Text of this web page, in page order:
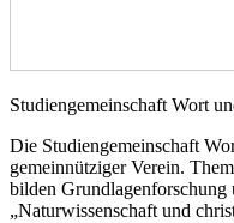
Studiengemeinschaft Wort
Die Studiengemeinschaft
gemeinnütziger Verein.
bilden
„Naturwissenschaft und